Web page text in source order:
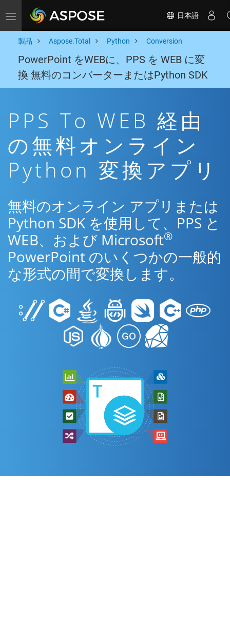
Toggle navigation 日本語
製品 Aspose.Total Python Conversion
PowerPoint をWEBに、PPS を WEB に変
換 無料のコンバーターまたはPython SDK
PPS To WEB 経由
の無料オンライン
Python 変換アプリ
無料のオンライン アプリまたは
Python SDK を使用して、PPS と
WEB、および Microsoft®
PowerPoint のいくつかの一般的
な形式の間で変換します。